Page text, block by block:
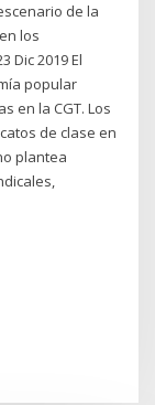
de la
los
Dic 2019 El
popular
en la CGT. Los
de clase en
plantea